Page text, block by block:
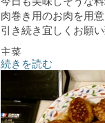
肉巻き用のお肉を用
引き続き宜しくお願い
主菜
鶏肉のカレークリーム
豚肉の野菜の炒めもの
鶏ひき肉の照り焼き
酢豚
続きを読む